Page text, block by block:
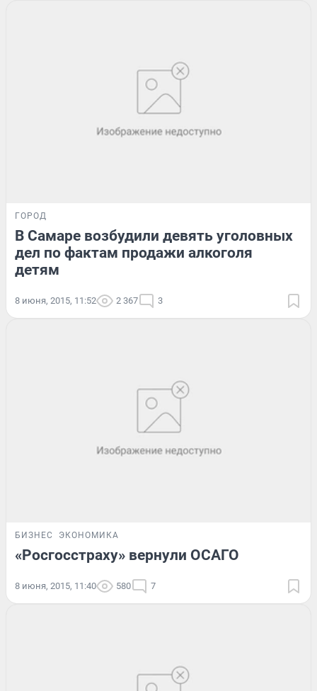
ГОРОД
В Самаре возбудили девять уголовных
дел по фактам продажи алкоголя
детям
8 июня, 2015, 11:52 2 367 3
БИЗНЕС ЭКОНОМИКА
«Росгосстраху» вернули ОСАГО
8 июня, 2015, 11:40 580 7